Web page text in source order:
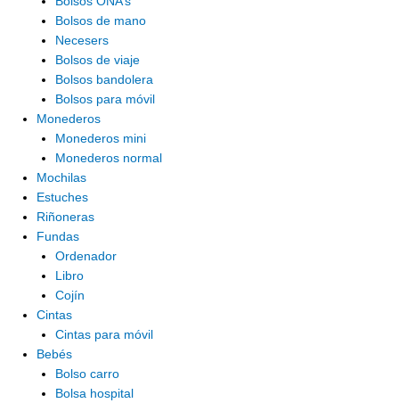
Bolsos de mano
Necesers
Bolsos de viaje
Bolsos bandolera
Bolsos para móvil
Monederos
Monederos mini
Monederos normal
Mochilas
Estuches
Riñoneras
Fundas
Ordenador
Libro
Cojín
Cintas
Cintas para móvil
Bebés
Bolso carro
Bolsa hospital